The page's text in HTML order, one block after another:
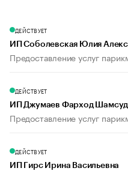
ДЕЙСТВУЕТ
ИП Соболевская Юлия
Предоставление услуг
ДЕЙСТВУЕТ
ИП Джумаев Фарход
Предоставление услуг
ДЕЙСТВУЕТ
ИП Гирс Ирина Васильевна